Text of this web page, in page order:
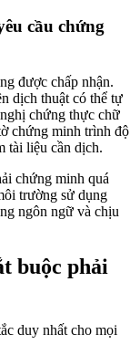
cầu chứng
được chấp nhận.
dịch thuật có thể tự
chứng thực chữ
chứng minh trình độ
tài liệu cần dịch.
chứng minh quá
trường sử dụng
ngôn ngữ và chịu
buộc phải
duy nhất cho mọi